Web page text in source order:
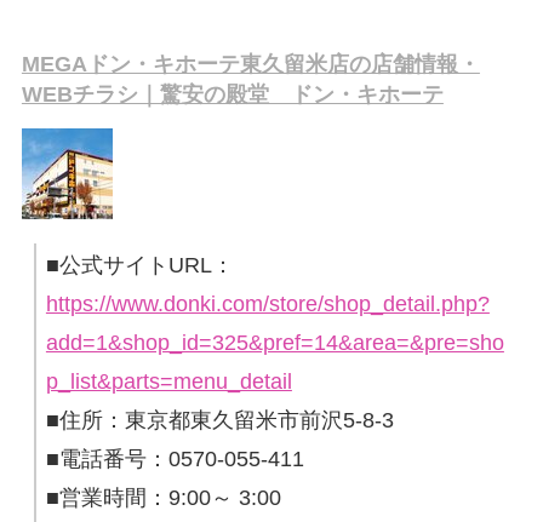
MEGAドン・キホーテ東久留米店の店舗情報・
WEBチラシ｜驚安の殿堂 ドン・キホーテ
■公式サイトURL：
https://www.donki.com/store/shop_detail.php?
add=1&shop_id=325&pref=14&area=&pre=sho
p_list&parts=menu_detail
■住所：東京都東久留米市前沢5-8-3
■電話番号：0570-055-411
■営業時間：9:00～ 3:00